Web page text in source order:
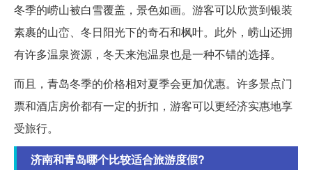
冬季的崂山被白雪覆盖，景色如画。游客可以欣赏到银装
素裹的山峦、冬日阳光下的奇石和枫叶。此外，崂山还拥
有许多温泉资源，冬天来泡温泉也是一种不错的选择。
而且，青岛冬季的价格相对夏季会更加优惠。许多景点门
票和酒店房价都有一定的折扣，游客可以更经济实惠地享
受旅行。
济南和青岛哪个比较适合旅游度假?